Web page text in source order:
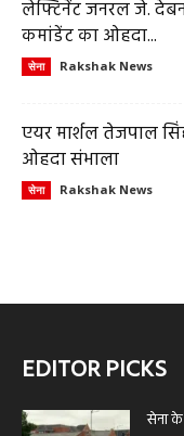
लेफ्टिनेंट जनरल जे.
कमांडेंट का ओहदा...
सेना Rakshak News
एयर मार्शल तेजपाल
ओहदा संभाला
सेना Rakshak News
EDITOR PICKS
सेना